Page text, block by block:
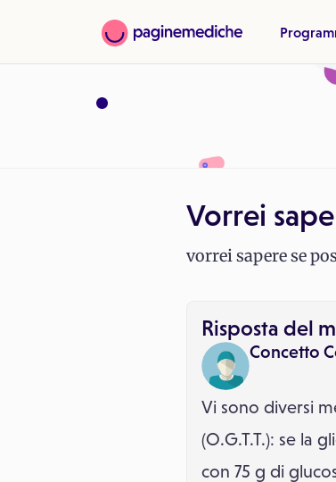
Vorrei
vorrei sapere se
Risposta del
Concetto
Vi sono diversi
(O.G.T.T.): se la
con 75 g di